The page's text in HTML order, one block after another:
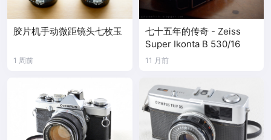
胶片机手动微距镜头七枚玉
1 周前
七十五年的传奇 - Zeiss
Super Ikonta B 530/16
11 月前